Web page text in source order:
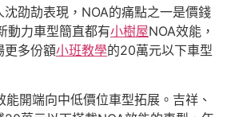
劭劼表現，NOA的痛點之一是價錢
動力車型簡直都有小樹屋NOA效能，
更多份額小班教學的20萬元以下車型
能開端向中低價位車型拓展。吉祥、